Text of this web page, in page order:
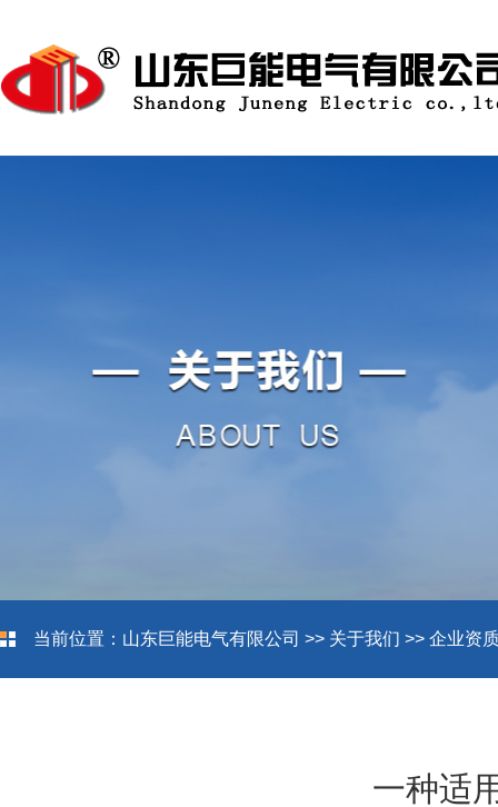
当前位置： 山东巨能电气有限公司 >> 关于我们 >> 企业资
一种适